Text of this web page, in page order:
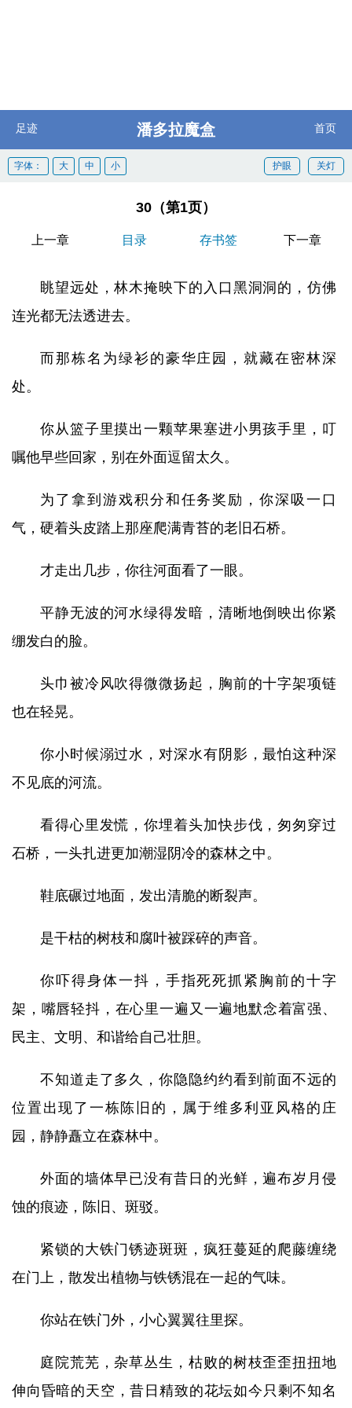
足迹 潘多拉魔盒 首页
关灯
护眼
字体： 大 中 小
30（第1页）
上一章 目录 存书签 下一章
眺望远处，林木掩映下的入口黑洞洞的，仿佛
连光都无法透进去。
而那栋名为绿衫的豪华庄园，就藏在密林深
处。
你从篮子里摸出一颗苹果塞进小男孩手里，叮
嘱他早些回家，别在外面逗留太久。
为了拿到游戏积分和任务奖励，你深吸一口
气，硬着头皮踏上那座爬满青苔的老旧石桥。
才走出几步，你往河面看了一眼。
平静无波的河水绿得发暗，清晰地倒映出你紧
绷发白的脸。
头巾被冷风吹得微微扬起，胸前的十字架项链
也在轻晃。
你小时候溺过水，对深水有阴影，最怕这种深
不见底的河流。
看得心里发慌，你埋着头加快步伐，匆匆穿过
石桥，一头扎进更加潮湿阴冷的森林之中。
鞋底碾过地面，发出清脆的断裂声。
是干枯的树枝和腐叶被踩碎的声音。
你吓得身体一抖，手指死死抓紧胸前的十字
架，嘴唇轻抖，在心里一遍又一遍地默念着富强、
民主、文明、和谐给自己壮胆。
不知道走了多久，你隐隐约约看到前面不远的
位置出现了一栋陈旧的，属于维多利亚风格的庄
园，静静矗立在森林中。
外面的墙体早已没有昔日的光鲜，遍布岁月侵
蚀的痕迹，陈旧、斑驳。
紧锁的大铁门锈迹斑斑，疯狂蔓延的爬藤缠绕
在门上，散发出植物与铁锈混在一起的气味。
你站在铁门外，小心翼翼往里探。
庭院荒芜，杂草丛生，枯败的树枝歪歪扭扭地
伸向昏暗的天空，昔日精致的花坛如今只剩不知名